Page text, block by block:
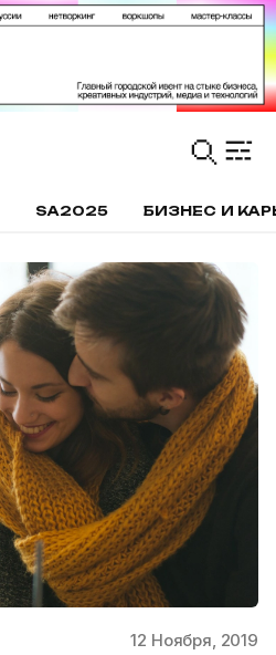
SA2025 БИЗНЕС И
12 Ноября, 2019